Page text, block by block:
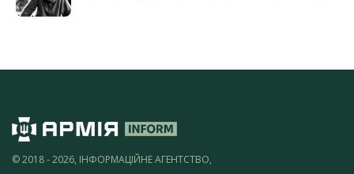
© 2018 - 2026, ІНФОРМАЦІЙНЕ АГЕНТСТВО,